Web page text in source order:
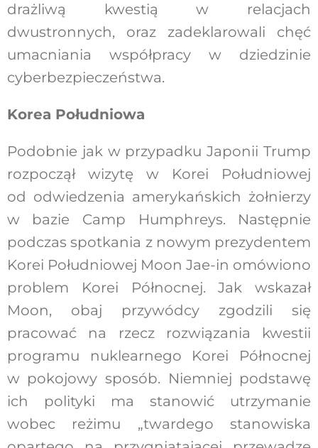
drażliwą kwestią w relacjach
dwustronnych, oraz zadeklarowali chęć
umacniania współpracy w dziedzinie
cyberbezpieczeństwa.
Korea Południowa
Podobnie jak w przypadku Japonii Trump
rozpoczął wizytę w Korei Południowej
od odwiedzenia amerykańskich żołnierzy
w bazie Camp Humphreys. Następnie
podczas spotkania z nowym prezydentem
Korei Południowej Moon Jae-in omówiono
problem Korei Północnej. Jak wskazał
Moon, obaj przywódcy zgodzili się
pracować na rzecz rozwiązania kwestii
programu nuklearnego Korei Północnej
w pokojowy sposób. Niemniej podstawę
ich polityki ma stanowić utrzymanie
wobec reżimu „twardego stanowiska